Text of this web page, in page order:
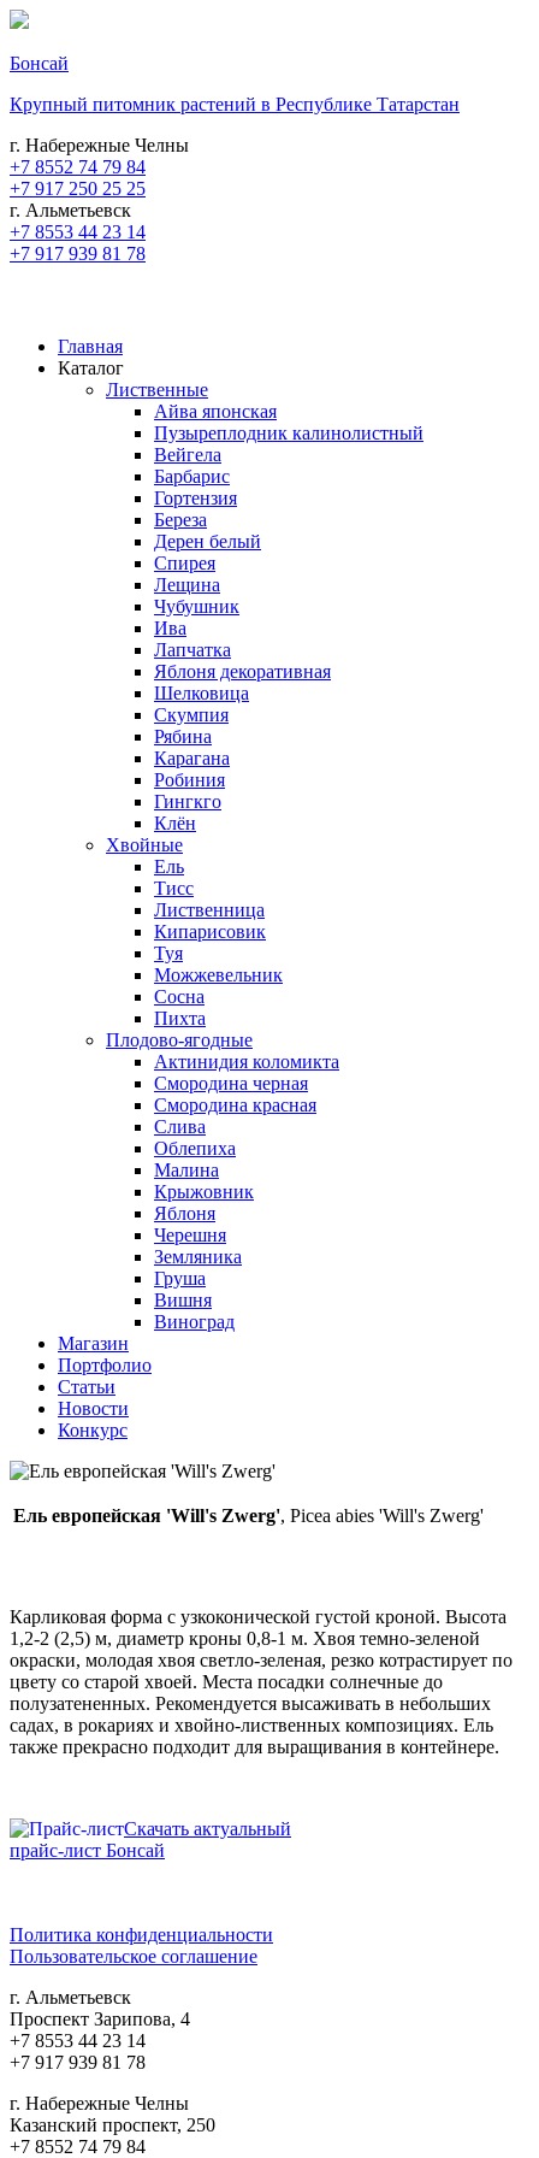
Бонсай
Крупный питомник растений в Республике Татарстан
г. Набережные Челны
+7 8552 74 79 84
+7 917 250 25 25
г. Альметьевск
+7 8553 44 23 14
+7 917 939 81 78
Главная
Каталог
Лиственные
Айва японская
Пузыреплодник калинолистный
Вейгела
Барбарис
Гортензия
Береза
Дерен белый
Спирея
Лещина
Чубушник
Ива
Лапчатка
Яблоня декоративная
Шелковица
Скумпия
Рябина
Карагана
Робиния
Гингкго
Клён
Хвойные
Ель
Тисс
Лиственница
Кипарисовик
Туя
Можжевельник
Сосна
Пихта
Плодово-ягодные
Актинидия коломикта
Смородина черная
Смородина красная
Слива
Облепиха
Малина
Крыжовник
Яблоня
Черешня
Земляника
Груша
Вишня
Виноград
Магазин
Портфолио
Статьи
Новости
Конкурс
Ель европейская 'Will's Zwerg', Picea abies 'Will's Zwerg'
Карликовая форма с узкоконической густой кроной. Высота
1,2-2 (2,5) м, диаметр кроны 0,8-1 м. Хвоя темно-зеленой
окраски, молодая хвоя светло-зеленая, резко котрастирует по
цвету со старой хвоей. Места посадки солнечные до
полузатененных. Рекомендуется высаживать в небольших
садах, в рокариях и хвойно-лиственных композициях. Ель
также прекрасно подходит для выращивания в контейнере.
Скачать актуальный
прайс-лист Бонсай
Политика конфиденциальности
Пользовательское соглашение
г. Альметьевск
Проспект Зарипова, 4
+7 8553 44 23 14
+7 917 939 81 78
г. Набережные Челны
Казанский проспект, 250
+7 8552 74 79 84